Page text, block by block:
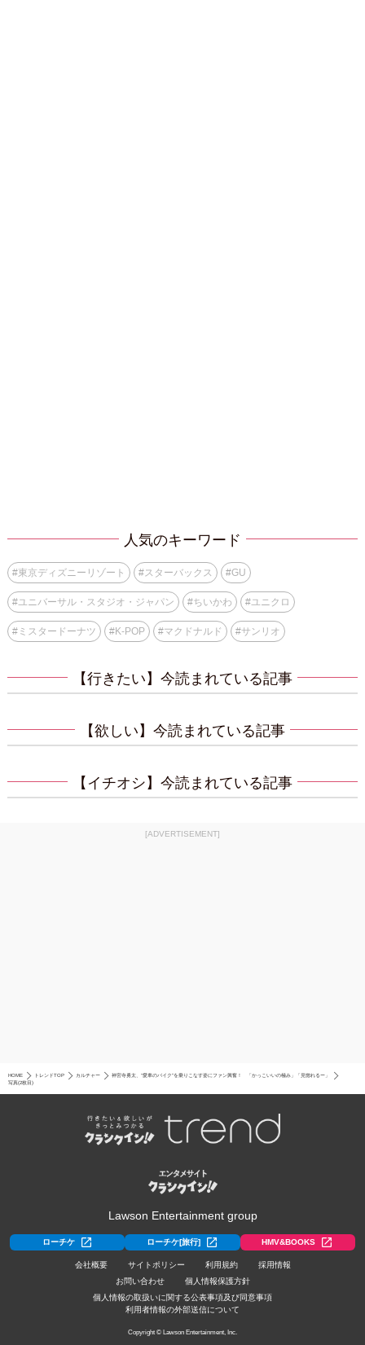
人気のキーワード
#東京ディズニーリゾート #スターバックス #GU
#ユニバーサル・スタジオ・ジャパン #ちいかわ #ユニクロ
#ミスタードーナツ #K-POP #マクドナルド #サンリオ
【行きたい】今読まれている記事
【欲しい】今読まれている記事
【イチオシ】今読まれている記事
[ADVERTISEMENT]
HOME トレンドTOP カルチャー
神宮寺勇太、“愛車のバイク”を乗りこなす姿にファン興奮！ 「かっこいいの極み」「見惚れるー」
写真(2枚目)
Lawson Entertainment group
ローチケ ローチケ[旅行] HMV&BOOKS
会社概要 サイトポリシー 利用規約
採用情報
お問い合わせ
個人情報保護方針
個人情報の取扱いに関する公表事項及び同意事項
利用者情報の外部送信について
Copyright © Lawson Entertainment, Inc.